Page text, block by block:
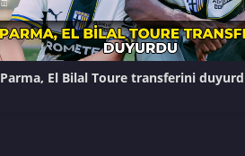
Parma, El Bilal Toure transferini